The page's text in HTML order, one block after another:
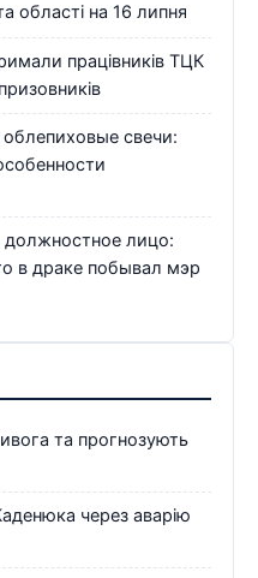
області на 16 липня
працівників ТЦК
свечи:
должностное лицо:
в драке побывал мэр
та прогнозують
через аварію